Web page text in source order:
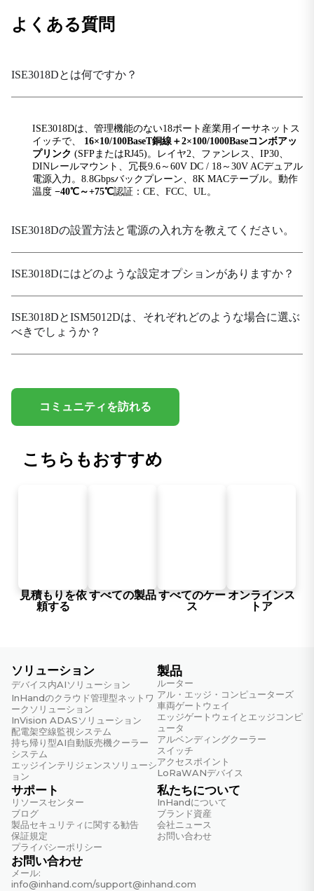
1.2 kg (2.65 lb)
バックプレーン帯域幅
8.8 Gbps
MACテーブルサイズ
8K
パケットバッファサイズ
4メガビット
ストアアンドフォワード
動作電圧
9.6～60 VDCおよび18～30 VAC、冗長デュアル入力
保護
電磁特性
資格認定
MTBF
35年
保証期間
5年
よくある質問
ISE3018Dとは何ですか？
ISE3018Dは、管理機能のない18ポート産業用イーサネットス
イッチで、 16×10/100BaseT銅線＋2×100/1000Baseコンボアッ
プリンク (SFPまたはRJ45)。レイヤ2、ファンレス、IP30、
DINレールマウント、冗長9.6～60V DC / 18～30V ACデュアル
電源入力。8.8Gbpsバックプレーン、8K MACテーブル。動作
温度 −40℃～+75℃認証：CE、FCC、UL。
ISE3018Dの設置方法と電源の入れ方を教えてください。
ISE3018Dにはどのような設定オプションがありますか？
ISE3018DとISM5012Dは、それぞれどのような場合に選ぶ
べきでしょうか？
コミュニティを訪れる
こちらもおすすめ
見積もりを依
頼する
すべての製品 すべてのケー
ス
オンラインス
トア
ソリューション
デバイス内AIソリューション
InHandのクラウド管理型ネットワ
ークソリューション
InVision ADASソリューション
配電架空線監視システム
持ち帰り型AI自動販売機クーラー
システム
エッジインテリジェンスソリューシ
ョン
製品
ルーター
アル・エッジ・コンピューターズ
車両ゲートウェイ
エッジゲートウェイとエッジコンピ
ュータ
アルベンディングクーラー
スイッチ
アクセスポイント
LoRaWANデバイス
サポート
リソースセンター
ブログ
製品セキュリティに関する勧告
保証規定
プライバシーポリシー
私たちについて
InHandについて
ブランド資産
会社ニュース
お問い合わせ
お問い合わせ
メール:
info@inhand.com/support@inhand.com